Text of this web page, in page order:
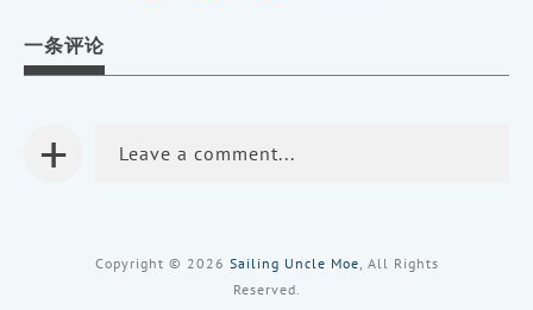
新 窗 窗
一条评论
+ Leave a comment...
Copyright © 2026 Sailing Uncle Moe, All Rights
Reserved.